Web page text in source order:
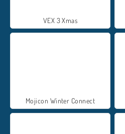
VEX 3 Xmas
Mojicon Winter Connect